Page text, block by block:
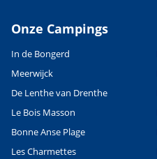
Onze Campings
In de Bongerd
Meerwijck
De Lenthe van Drenthe
Le Bois Masson
Bonne Anse Plage
Les Charmettes